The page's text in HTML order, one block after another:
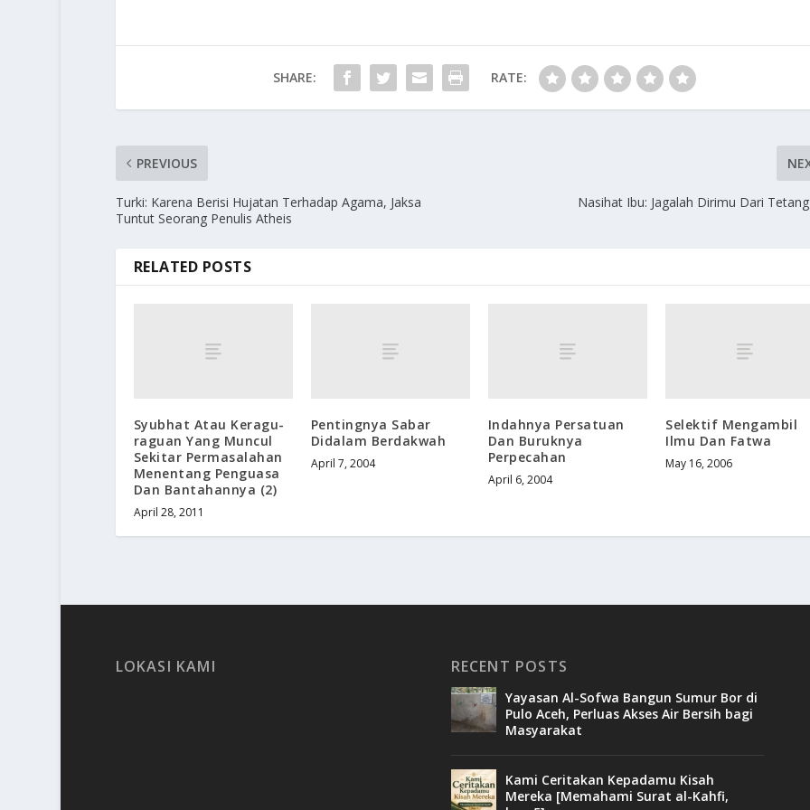
SHARE: RATE:
PREVIOUS
Turki: Karena Berisi Hujatan Terhadap Agama, Jaksa
Tuntut Seorang Penulis Atheis
Nasihat Ibu: Jagalah Dirimu Dari
RELATED POSTS
Syubhat Atau Keragu-
raguan Yang Muncul
Sekitar Permasalahan
Menentang Penguasa
Dan Bantahannya (2)
April 28, 2011
Pentingnya Sabar
Didalam Berdakwah
April 7, 2004
Indahnya Persatuan
Dan Buruknya
Perpecahan
April 6, 2004
Selektif Mengambil
Ilmu Dan Fatwa
May 16, 2006
LOKASI KAMI RECENT POSTS
Yayasan Al-Sofwa Bangun Sumur Bor di
Pulo Aceh, Perluas Akses Air Bersih bagi
Masyarakat
Kami Ceritakan Kepadamu Kisah
Mereka [Memahami Surat al-Kahfi,